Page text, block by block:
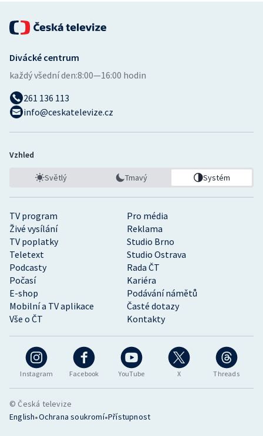
Instagram Facebook YouTube X Threads
TV program
Pro média
Živé vysílání
Reklama
TV poplatky
Studio Brno
Teletext
Studio Ostrava
Podcasty
Rada ČT
Počasí
Kariéra
E-shop
Podávání námětů
Mobilní a TV aplikace
Časté dotazy
Vše o ČT
Kontakty
Divácké centrum
každý všední den:8:00—16:00 hodin
261 136 113
info@ceskatelevize.cz
Vzhled
Světlý Tmavý Systém
© Česká televize
English•Ochrana soukromí•Přístupnost